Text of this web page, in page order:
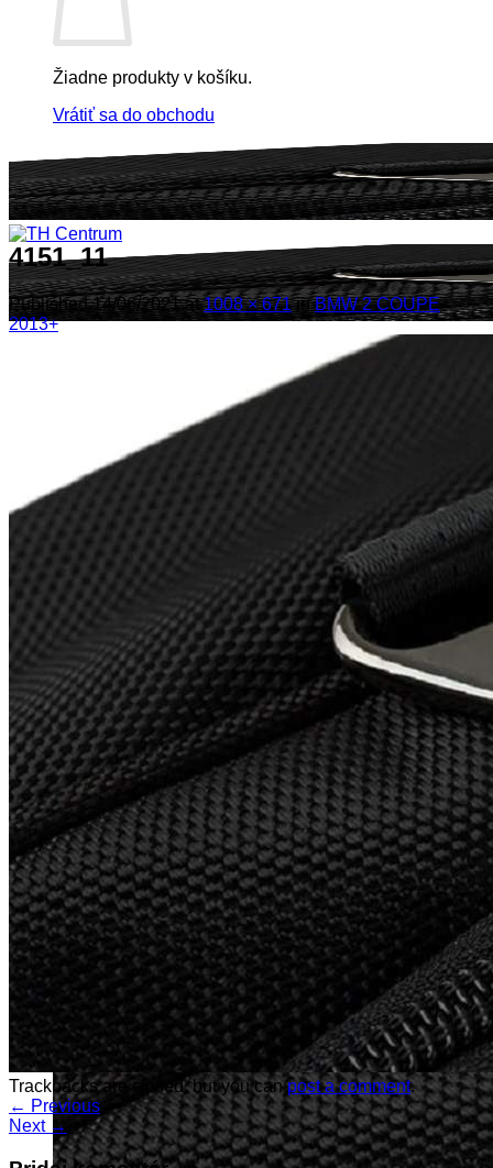
Žiadne produkty v košíku.
Vrátiť sa do obchodu
Špičkový UEBLER
Autoriz. servis THULE/UEBLER
Naši Uebler Partneri
Hľadať:
4151_11
Published14/06/2021at1008 × 671inBMW 2 COUPE
2013+
Trackbacks are closed, but you canpost a comment.
← Previous
Next →